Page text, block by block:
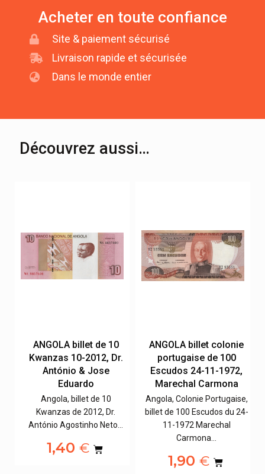
Acheter en toute confiance
Site & paiement sécurisé
Livraison rapide et sécurisée
Dans le monde entier
Découvrez aussi…
ANGOLA billet de 10
Kwanzas 10-2012, Dr.
António & Jose
Eduardo
Angola, billet de 10
Kwanzas de 2012, Dr.
António Agostinho Neto…
1,40€
ANGOLA billet colonie
portugaise de 100
Escudos 24-11-1972,
Marechal Carmona
Angola, Colonie Portugaise,
billet de 100 Escudos du 24-
11-1972 Marechal
Carmona…
1,90€